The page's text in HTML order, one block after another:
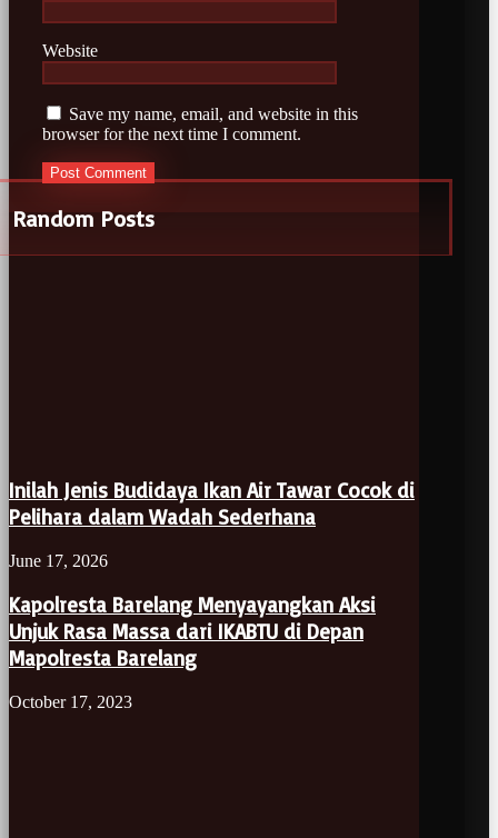
Website
Save my name, email, and website in this
browser for the next time I comment.
Random Posts
Inilah Jenis Budidaya Ikan Air Tawar Cocok di
Pelihara dalam Wadah Sederhana
June 17, 2026
Kapolresta Barelang Menyayangkan Aksi
Unjuk Rasa Massa dari IKABTU di Depan
Mapolresta Barelang
October 17, 2023